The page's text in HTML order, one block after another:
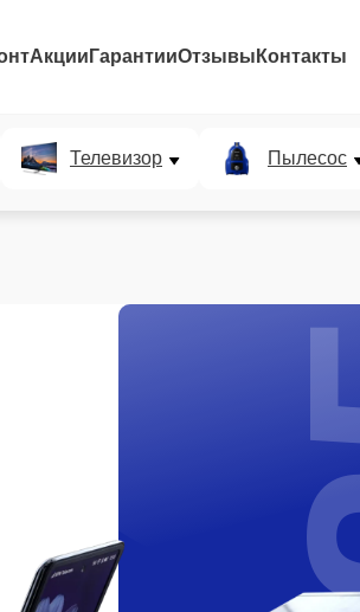
Акции ГарантииОтзывы Контакты
Телевизор Пылесос